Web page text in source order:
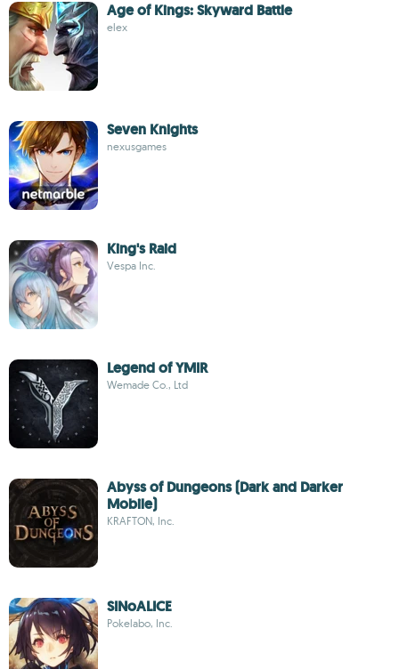
Age of Kings: Skyward Battle
elex
Seven Knights
nexusgames
King's Raid
Vespa Inc.
Legend of YMIR
Wemade Co., Ltd
Abyss of Dungeons (Dark and Darker
Mobile)
KRAFTON, Inc.
SINoALICE
Pokelabo, Inc.